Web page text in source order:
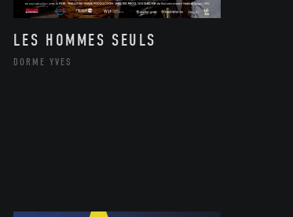
LES HOMMES SEULS
DORME YVES